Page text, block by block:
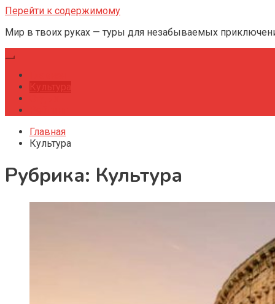
Перейти к содержимому
Мир в твоих руках — туры для незабываемых
Главная
Культура
Рубрика: Культура